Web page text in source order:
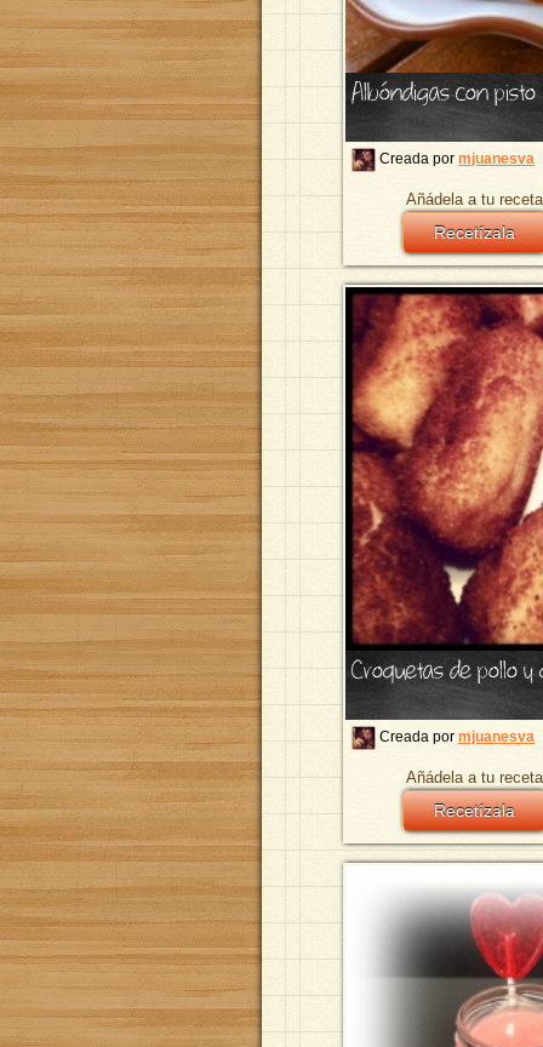
Albóndigas con pisto
Creada por mjuanesva
Añádela a tu
Recetízala
Croquetas de pollo y
Creada por mjuanesva
Añádela a tu
Recetízala